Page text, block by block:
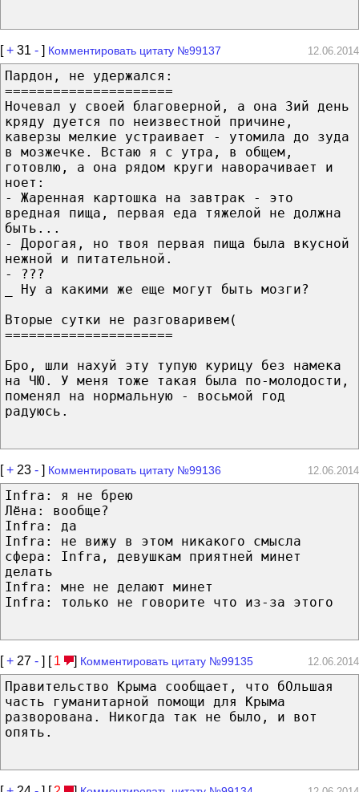
[+ 31 - ] Комментировать цитату №99137 12.06.2014
Пардон, не удержался:
=====================
Ночевал у своей благоверной, а она 3ий день
кряду дуется по неизвестной причине,
каверзы мелкие устраивает - утомила до зуда
в мозжечке. Встаю я с утра, в общем,
готовлю, а она рядом круги наворачивает и
ноет:
- Жаренная картошка на завтрак - это
вредная пища, первая еда тяжелой не должна
быть...
- Дорогая, но твоя первая пища была вкусной
нежной и питательной.
- ???
_ Ну а какими же еще могут быть мозги?
Вторые сутки не разговаривем(
=====================
Бро, шли нахуй эту тупую курицу без намека
на ЧЮ. У меня тоже такая была по-молодости,
поменял на нормальную - восьмой год
радуюсь.
[+ 23 - ] Комментировать цитату №99136 12.06.2014
Infra: я не брею
Лёна: вообще?
Infra: да
Infra: не вижу в этом никакого смысла
сфера: Infra, девушкам приятней минет
делать
Infra: мне не делают минет
Infra: только не говорите что из-за этого
[+ 27 - ] [ 1 ] Комментировать цитату №99135 12.06.2014
Правительство Крыма сообщает, что бОльшая
часть гуманитарной помощи для Крыма
разворована. Никогда так не было, и вот
опять.